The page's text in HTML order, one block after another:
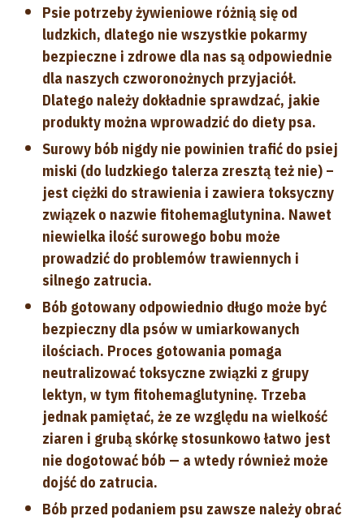
Psie potrzeby żywieniowe różnią się od
ludzkich, dlatego nie wszystkie pokarmy
bezpieczne i zdrowe dla nas są odpowiednie
dla naszych czworonożnych przyjaciół.
Dlatego należy dokładnie sprawdzać, jakie
produkty można wprowadzić do diety psa.
Surowy bób nigdy nie powinien trafić do psiej
miski (do ludzkiego talerza zresztą też nie) –
jest ciężki do strawienia i zawiera toksyczny
związek o nazwie fitohemaglutynina. Nawet
niewielka ilość surowego bobu może
prowadzić do problemów trawiennych i
silnego zatrucia.
Bób gotowany odpowiednio długo może być
bezpieczny dla psów w umiarkowanych
ilościach. Proces gotowania pomaga
neutralizować toksyczne związki z grupy
lektyn, w tym fitohemaglutyninę. Trzeba
jednak pamiętać, że ze względu na wielkość
ziaren i grubą skórkę stosunkowo łatwo jest
nie dogotować bób — a wtedy również może
dojść do zatrucia.
Bób przed podaniem psu zawsze należy obrać